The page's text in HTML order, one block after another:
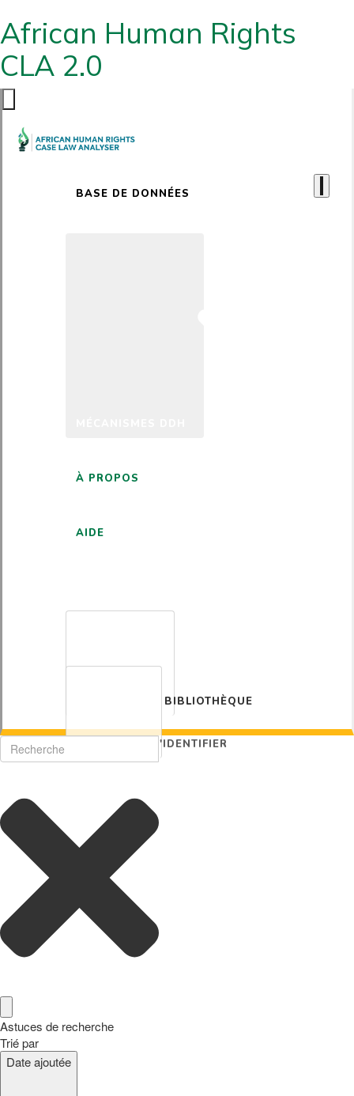
African Human Rights
CLA 2.0
BASE DE DONNÉES
À PROPOS
AIDE
BIBLIOTHÈQUE
S'IDENTIFIER
Astuces de recherche
Trié par
Date ajoutée